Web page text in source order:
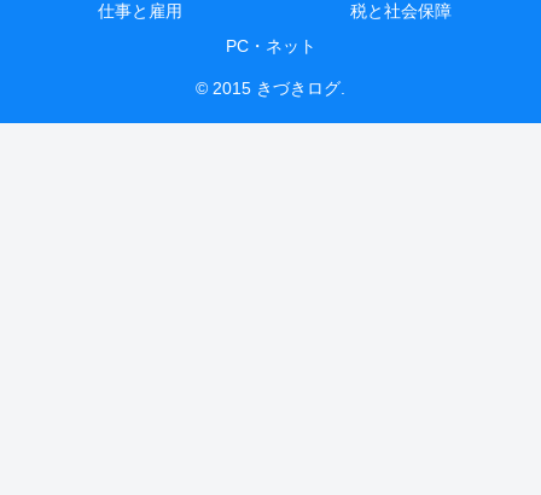
仕事と雇用
税と社会保障
PC・ネット
© 2015 きづきログ.